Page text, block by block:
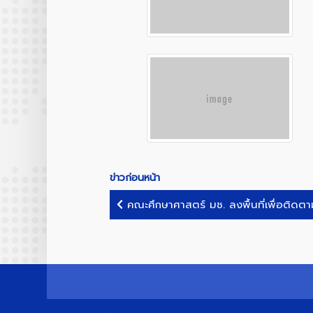
ข่าวก่อนหน้า
คณะศึกษาศาสตร์ มช. ลงพื้นที่เพื่อติดต